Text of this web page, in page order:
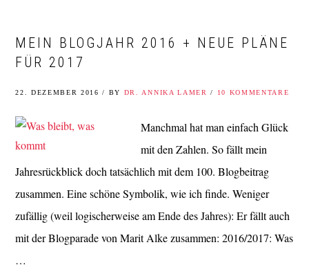
MEIN BLOGJAHR 2016 + NEUE PLÄNE
FÜR 2017
22. DEZEMBER 2016 / BY DR. ANNIKA LAMER / 10 KOMMENTARE
Manchmal hat man einfach Glück
mit den Zahlen. So fällt mein
Jahresrückblick doch tatsächlich mit dem 100. Blogbeitrag
zusammen. Eine schöne Symbolik, wie ich finde. Weniger
zufällig (weil logischerweise am Ende des Jahres): Er fällt auch
mit der Blogparade von Marit Alke zusammen: 2016/2017: Was
…